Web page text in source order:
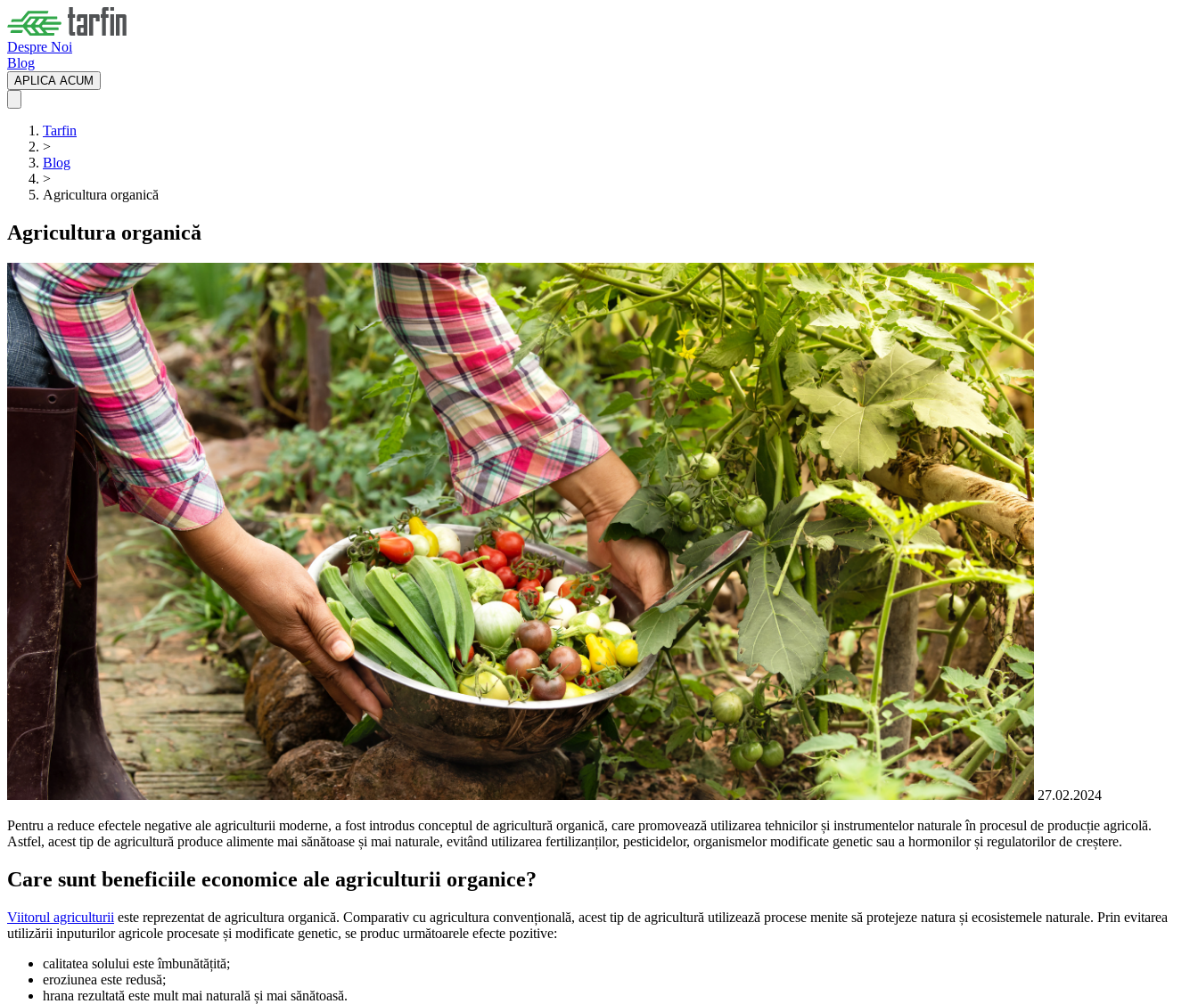
Despre Noi
Blog
APLICA ACUM
Tarfin
>
Blog
>
Agricultura organică
Agricultura organică
27.02.2024
Pentru a reduce efectele negative ale agriculturii moderne, a fost introdus conceptul de agricultură organică, care promovează utilizarea tehnicilor și instrumentelor naturale în procesul de producție agricolă.
Astfel, acest tip de agricultură produce alimente mai sănătoase și mai naturale, evitând utilizarea fertilizanților, pesticidelor, organismelor modificate genetic sau a hormonilor și regulatorilor de creștere.
Care sunt beneficiile economice ale agriculturii organice?
Viitorul agriculturii este reprezentat de agricultura organică. Comparativ cu agricultura convențională, acest tip de agricultură utilizează procese menite să protejeze natura și ecosistemele naturale. Prin evitarea
utilizării inputurilor agricole procesate și modificate genetic, se produc următoarele efecte pozitive:
calitatea solului este îmbunătățită;
eroziunea este redusă;
hrana rezultată este mult mai naturală și mai sănătoasă.